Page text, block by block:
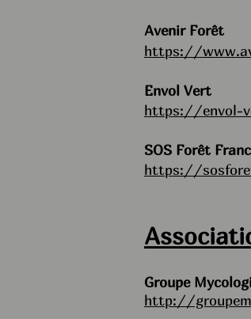
Avenir Forêt
https://
Envol Vert
https://envol-
SOS Forêt
https://
Groupe
http://